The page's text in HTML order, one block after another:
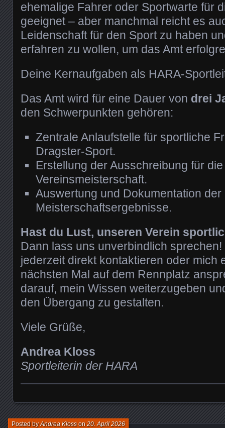
ehemalige Fahrer oder Sportwarte für
geeignet – aber manchmal reicht es
Leidenschaft für den Sport zu haben
erfahren zu wollen, um das Amt
Deine Kernaufgaben als HARA-
Das Amt wird für eine Dauer von drei
den Schwerpunkten gehören:
Zentrale Anlaufstelle für sportliche
Dragster-Sport.
Erstellung der Ausschreibung für die
Vereinsmeisterschaft.
Auswertung und Dokumentation der
Meisterschaftsergebnisse.
Hast du Lust, unseren Verein
Dann lass uns unverbindlich
jederzeit direkt kontaktieren oder mich
nächsten Mal auf dem Rennplatz
darauf, mein Wissen weiterzugeben
den Übergang zu gestalten.
Viele Grüße,
Andrea Kloss
Sportleiterin der HARA
Posted byAndrea Klosson20. April 2026